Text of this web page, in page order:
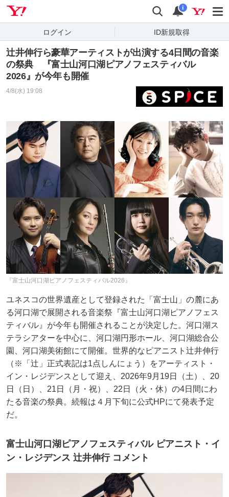
検索 通知
i
ログイン ID新規取得
辻井伸行ら豪華アーティストが出演する4日間の音楽
の祭典 『富士山河口湖ピアノフェスティバル
2026』が今年も開催
4/8(水) 19:08
『富士山河口湖ピアノフェスティバル2026』
ユネスコの世界遺産として登録された「富士山」の麓にあ
る河口湖で展開される音楽祭『富士山河口湖ピアノフェス
ティバル』が今年も開催されることが決定した。河口湖ス
テラシアターを中心に、河口湖円形ホール、河口湖総合公
園、河口湖美術館にて開催。世界的なピアニスト辻井伸行
（※「辻」正式表記は1点しんにょう）をアーティスト・
イン・レジデンスとして迎え、2026年9月19日（土）、20
日（日）、21日（月・祝）、22日（火・休）の4日間にわ
たる音楽の祭典。続報は４月下旬に公式HPにて発表予定
だ。
富士山河口湖ピアノフェスティバル ピアニスト・イ
ン・レジデンス 辻井伸行 コメント